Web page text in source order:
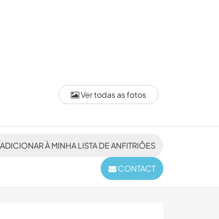
Ver todas as fotos
À MINHA LISTA DE ANFITRIÕES
CONTACT